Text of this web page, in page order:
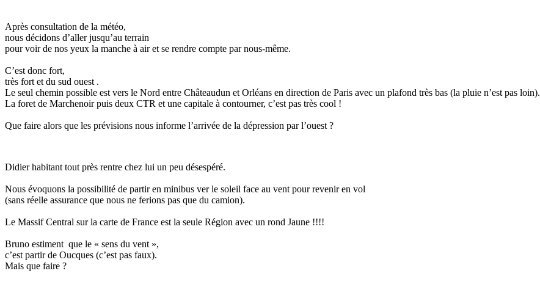
Après consultation de la météo,
nous décidons d’aller jusqu’au terrain
pour voir de nos yeux la manche à air et se rendre compte par nous-même.
C’est donc fort,
très fort et du sud ouest .
Le seul chemin possible est vers le Nord entre Châteaudun et Orléans en direction de Paris avec un plafond très bas (la pluie n’est pas loin).
La foret de Marchenoir puis deux CTR et une capitale à contourner, c’est pas très cool !
Que faire alors que les prévisions nous informe l’arrivée de la dépression par l’ouest ?
Didier habitant tout près rentre chez lui un peu désespéré.
Nous évoquons la possibilité de partir en minibus ver le soleil face au vent pour revenir en vol
(sans réelle assurance que nous ne ferions pas que du camion).
Le Massif Central sur la carte de France est la seule Région avec un rond Jaune !!!!
Bruno estiment que le « sens du vent »,
c’est partir de Oucques (c’est pas faux).
Mais que faire ?